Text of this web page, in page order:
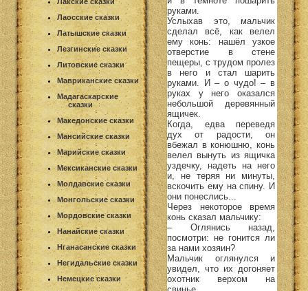
Лаосские сказки
Латышские сказки
Лезгинские сказки
Литовские сказки
Мавриканские сказки
Мадагаскарские
сказки
Македонские сказки
Мансийские сказки
Марийские сказки
Мексиканские сказки
Молдавские сказки
Монгольские сказки
Мордовские сказки
Нанайские сказки
Нганасанские сказки
Негидальские сказки
Немецкие сказки
руками.
Услыхав это, мальчик
сделал всё, как велел
ему конь: нашёл узкое
отверстие в стене
пещеры, с трудом пролез
в него и стал шарить
руками. И – о чудо! – в
руках у него оказался
небольшой деревянный
ящичек.
Когда, едва переведя
дух от радости, он
вбежал в конюшню, конь
велел вынуть из ящичка
уздечку, надеть на него
и, не теряя ни минуты,
вскочить ему на спину. И
они понеслись...
Через некоторое время
конь сказал мальчику:
– Оглянись назад,
посмотри: не гонится ли
за нами хозяин?
Мальчик оглянулся и
увидел, что их догоняет
охотник верхом на